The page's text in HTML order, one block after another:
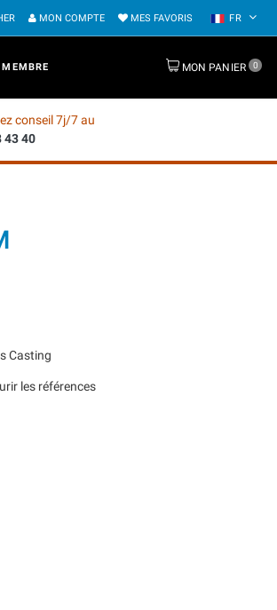
MON COMPTE MES FAVORIS FR
MON PANIER 0
conseil 7j/7 au
43 40
Casting
les références